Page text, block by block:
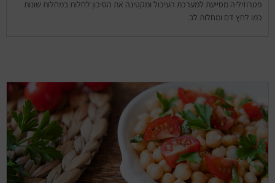
פטרוזיליה מסייעת למערכת העיכול ומקטינה את הסיכון לחלות במחלות שונות
כמו לחץ דם ומחלות לב.